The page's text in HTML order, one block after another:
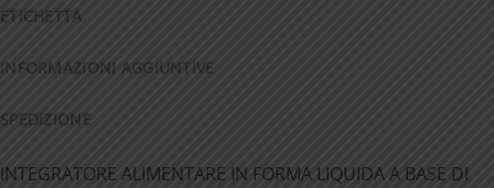
ETICHETTA
INFORMAZIONI AGGIUNTIVE
SPEDIZIONE
INTEGRATORE ALIMENTARE IN FORMA LIQUIDA A BASE DI